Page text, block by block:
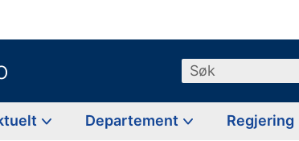
Søk
Departement Regjering